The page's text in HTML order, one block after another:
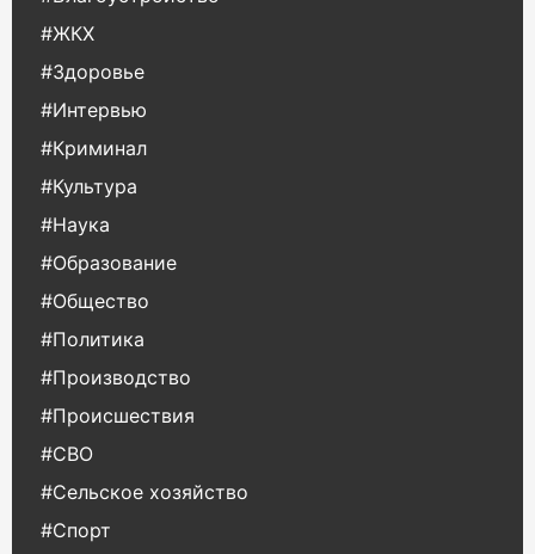
#ЖКХ
#Здоровье
#Интервью
#Криминал
#Культура
#Наука
#Образование
#Общество
#Политика
#Производство
#Происшествия
#СВО
#Сельское хозяйство
#Спорт